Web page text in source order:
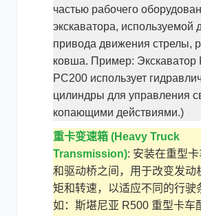
частью рабочего
экскаватора, используемой
привода движения стрелы,
ковша. Пример: Экскаватор
PC200 использует
цилиндры для управления
копающими действиями.)
重卡变速箱 (Heavy Truck
Transmission): 安装在重型
和驱动桥之间，用于改变发动
矩和转速，以适应不同的行驶
如：斯堪尼亚 R500 重型卡车